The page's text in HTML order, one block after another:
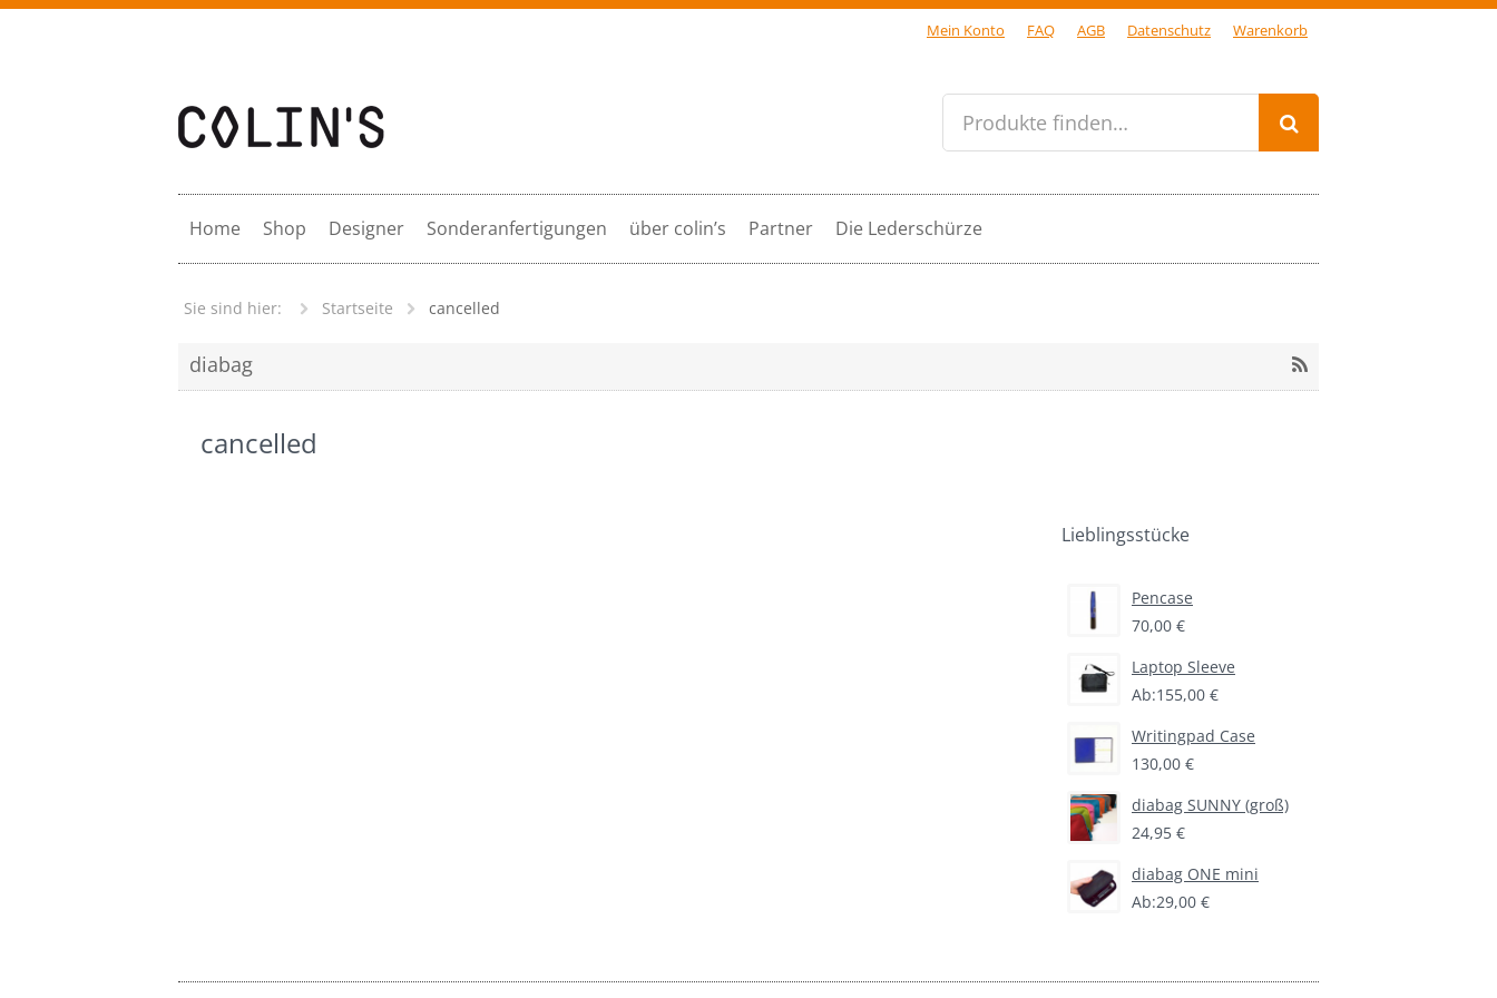
Mein Konto FAQ AGB Datenschutz Warenkorb
Produkte finden…
Home Shop Designer Sonderanfertigungen über colin’s Partner Die Lederschürze
Sie sind hier: Startseite cancelled
diabag
cancelled
Lieblingsstücke
Pencase
70,00 €
Laptop Sleeve
Ab:155,00 €
Writingpad Case
130,00 €
diabag SUNNY (groß)
24,95 €
diabag ONE mini
Ab:29,00 €